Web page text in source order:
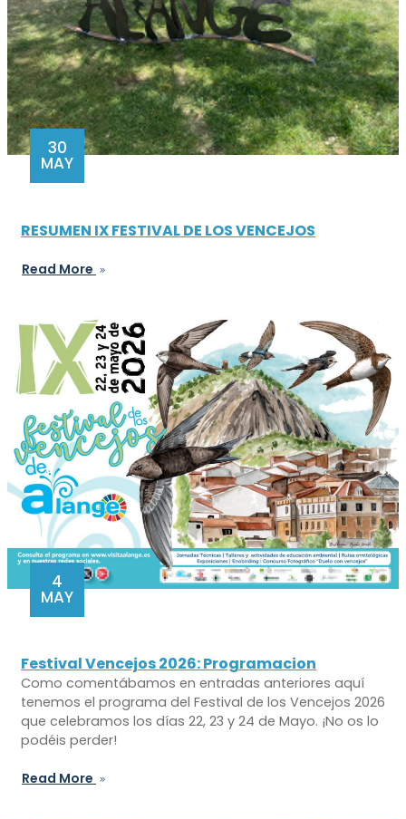
30
MAY
RESUMEN IX FESTIVAL DE LOS VENCEJOS
Read More
4
MAY
Festival Vencejos 2026: Programacion
Como comentábamos en entradas anteriores aquí
tenemos el programa del Festival de los Vencejos 2026
que celebramos los días 22, 23 y 24 de Mayo. ¡No os lo
podéis perder!
Read More